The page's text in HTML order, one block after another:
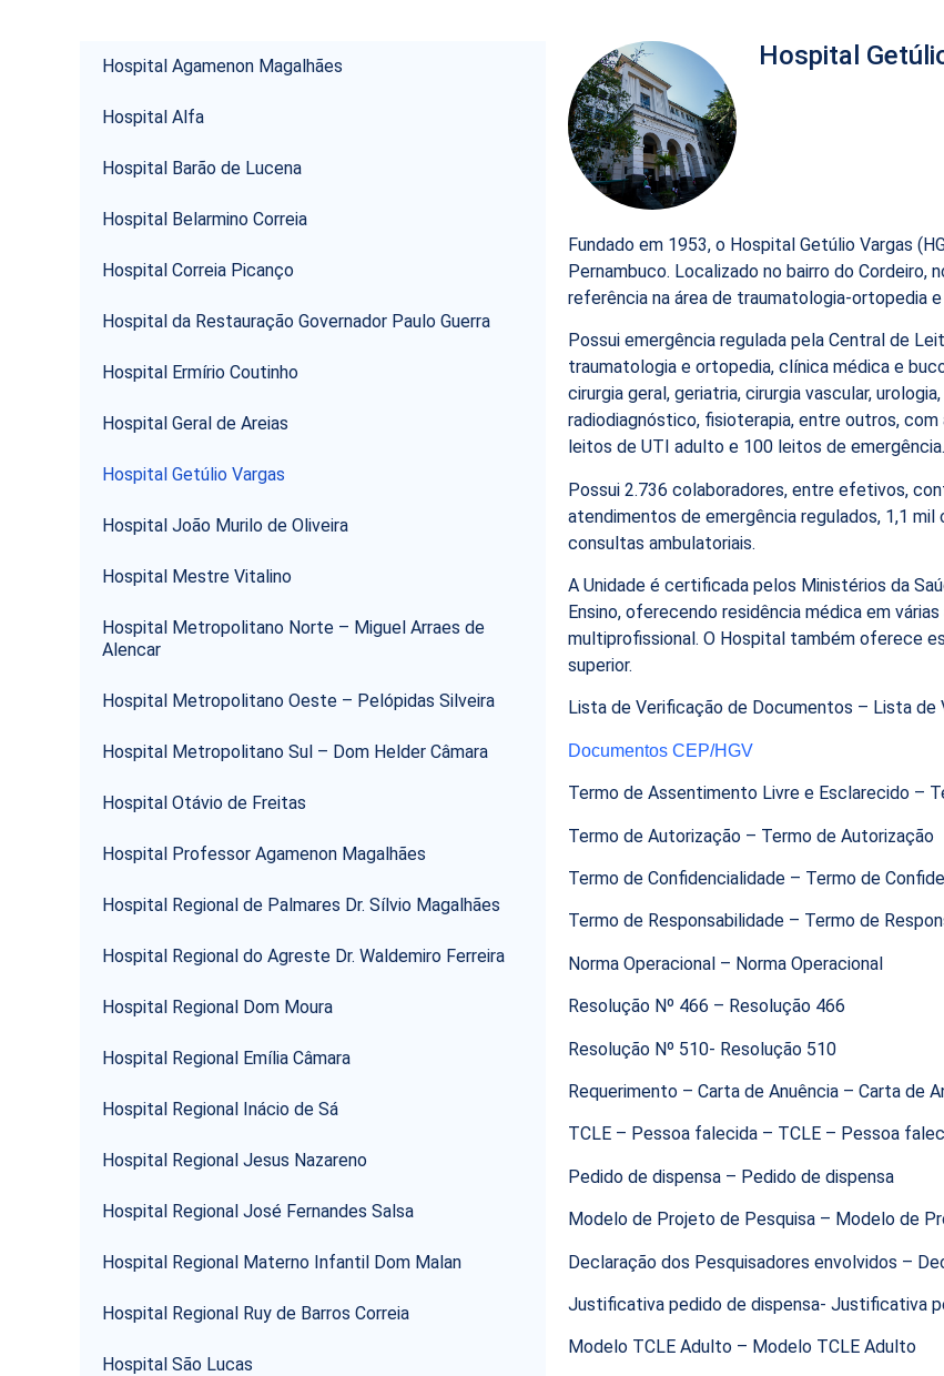
Hospital Agamenon Magalhães
Hospital Alfa
Hospital Barão de Lucena
Hospital Belarmino Correia
Hospital Correia Picanço
Hospital da Restauração Governador Paulo Guerra
Hospital Ermírio Coutinho
Hospital Geral de Areias
Hospital Getúlio Vargas
Hospital João Murilo de Oliveira
Hospital Mestre Vitalino
Hospital Metropolitano Norte – Miguel Arraes de
Alencar
Hospital Metropolitano Oeste – Pelópidas Silveira
Hospital Metropolitano Sul – Dom Helder Câmara
Hospital Otávio de Freitas
Hospital Professor Agamenon Magalhães
Hospital Regional de Palmares Dr. Sílvio Magalhães
Hospital Regional do Agreste Dr. Waldemiro Ferreira
Hospital Regional Dom Moura
Hospital Regional Emília Câmara
Hospital Regional Inácio de Sá
Hospital Regional Jesus Nazareno
Hospital Regional José Fernandes Salsa
Hospital Regional Materno Infantil Dom Malan
Hospital Regional Ruy de Barros Correia
Hospital São Lucas
Hospital
Fundado em 1953, o Hospital Getúlio Vargas
Pernambuco. Localizado no bairro do
referência na área de traumatologia-ortopedia e
Possui emergência regulada pela Central de
traumatologia e ortopedia, clínica médica e
cirurgia geral, geriatria, cirurgia vascular,
radiodiagnóstico, fisioterapia, entre outros,
leitos de UTI adulto e 100 leitos de emergência.
Possui 2.736 colaboradores, entre efetivos,
atendimentos de emergência regulados, 1,1
consultas ambulatoriais.
A Unidade é certificada pelos Ministérios da
Ensino, oferecendo residência médica em
multiprofissional. O Hospital também oferece
superior.
Lista de Verificação de Documentos – Lista
Documentos CEP/HGV
Termo de Assentimento Livre e Esclarecido –
Termo de Autorização – Termo de Autorização
Termo de Confidencialidade – Termo de
Termo de Responsabilidade – Termo de
Norma Operacional – Norma Operacional
Resolução Nº 466 – Resolução 466
Resolução Nº 510- Resolução 510
Requerimento – Carta de Anuência – Carta de
TCLE – Pessoa falecida – TCLE – Pessoa
Pedido de dispensa – Pedido de dispensa
Modelo de Projeto de Pesquisa – Modelo de
Declaração dos Pesquisadores envolvidos –
Justificativa pedido de dispensa- Justificativa
Modelo TCLE Adulto – Modelo TCLE Adulto